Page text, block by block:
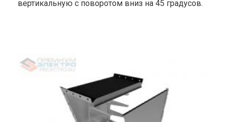
вертикальную с поворотом вниз на 45 градусов.